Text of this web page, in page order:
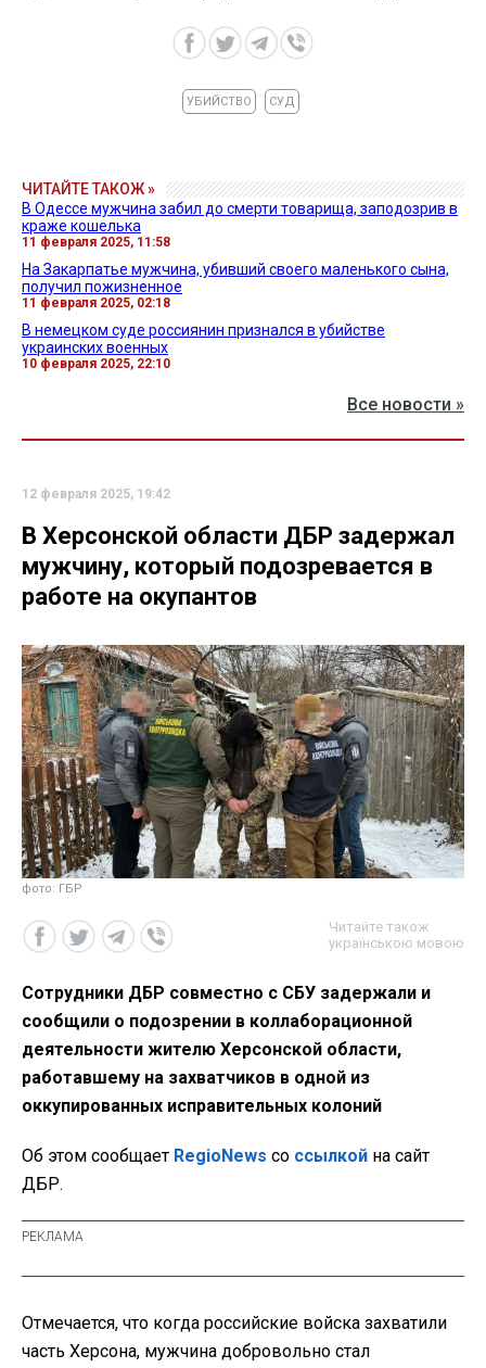
УБИЙСТВО СУД
ЧИТАЙТЕ ТАКОЖ »
В Одессе мужчина забил до смерти товарища, заподозрив в
краже кошелька
11 февраля 2025, 11:58
На Закарпатье мужчина, убивший своего маленького сына,
получил пожизненное
11 февраля 2025, 02:18
В немецком суде россиянин признался в убийстве
украинских военных
10 февраля 2025, 22:10
Все новости »
12 февраля 2025, 19:42
В Херсонской области ДБР задержал
мужчину, который подозревается в
работе на окупантов
фото: ГБР
Читайте також
українською мовою
Сотрудники ДБР совместно с СБУ задержали и
сообщили о подозрении в коллаборационной
деятельности жителю Херсонской области,
работавшему на захватчиков в одной из
оккупированных исправительных колоний
Об этом сообщает RegioNews со ссылкой на сайт
ДБР.
Отмечается, что когда российские войска захватили
часть Херсона, мужчина добровольно стал